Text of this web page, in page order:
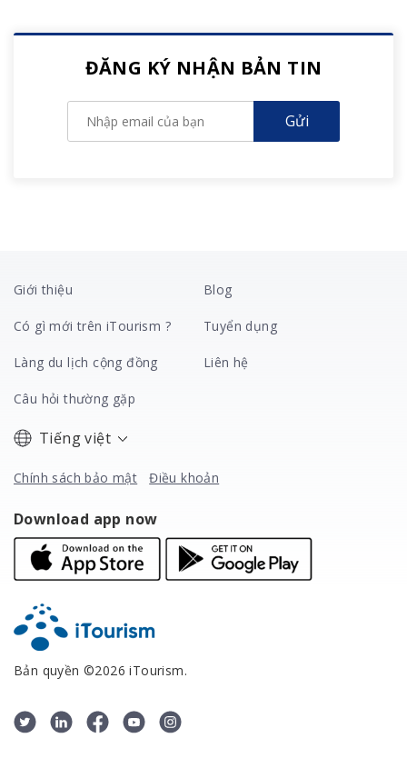
ĐĂNG KÝ NHẬN BẢN TIN
Giới thiệu Blog
Có gì mới trên iTourism ? Tuyển dụng
Làng du lịch cộng đồng Liên hệ
Câu hỏi thường gặp
Tiếng việt
Chính sách bảo mật Điều khoản
Download app now
Bản quyền ©2026 iTourism.